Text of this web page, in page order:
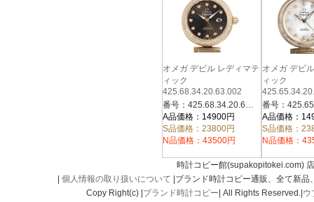
オメガ デビル レディマテ
ィック
425.68.34.20.63.002
番号：425.68.34.20.63.002
A品価格：14900円
S品価格：23800円
N品価格：43500円
オメガ デビ
ィック
A品価格：
S品価格：
N品価格：
時計コピー館(supakopitokei.com)
個人情報の取り扱いについて |ブランド時計コピー通販、全て新
Copy Right(c) | ブランド時計コピー | All Rights Reserved.| ウ